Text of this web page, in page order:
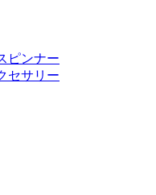
ピンナー
セサリー